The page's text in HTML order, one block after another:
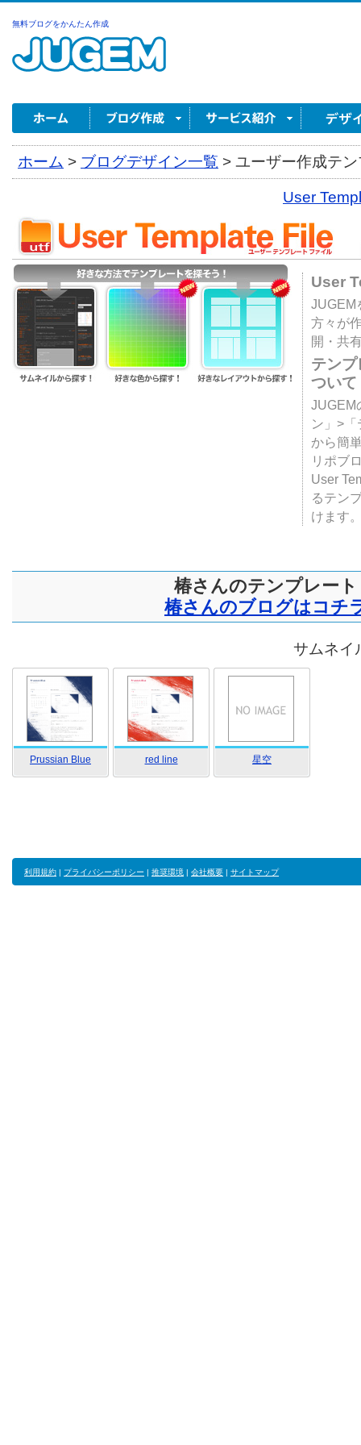
無料ブログをかんたん作成
ホーム > ブログデザイン一覧 > ユーザー作成テ
User
User
JUGEM
方々が
開・共
テン
ついて
JUGEM
ン」>
から簡
リポブ
User
るテン
けます
椿さんのテンプレート
椿さんのブログはコチ
サムネイ
Prussian Blue red line 星空
利用規約 | プライバシーポリシー | 推奨環境 | 会社概要 | サイトマップ